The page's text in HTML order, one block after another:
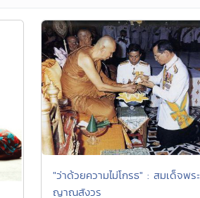
"ว่าด้วยความไม่โกรธ" : สมเด็จพระ
ญาณสังวร